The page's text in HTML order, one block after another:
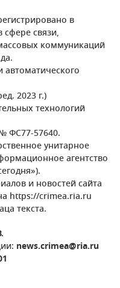
в
связи,
коммуникаций
автоматического
2023 г.)
технологий
ФС77-57640.
унитарное
агентство
и новостей сайта
https://crimea.ria.ru
текста.
news.crimea@ria.ru